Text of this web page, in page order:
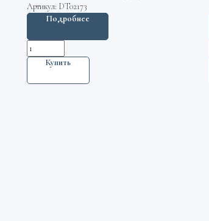
Kone
Артикул: DT02173
Подробнее
Купить